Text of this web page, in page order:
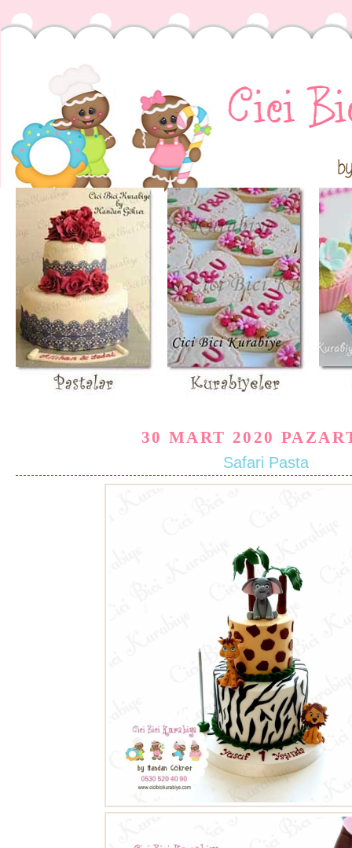
30 MART 2020
Safari Pasta